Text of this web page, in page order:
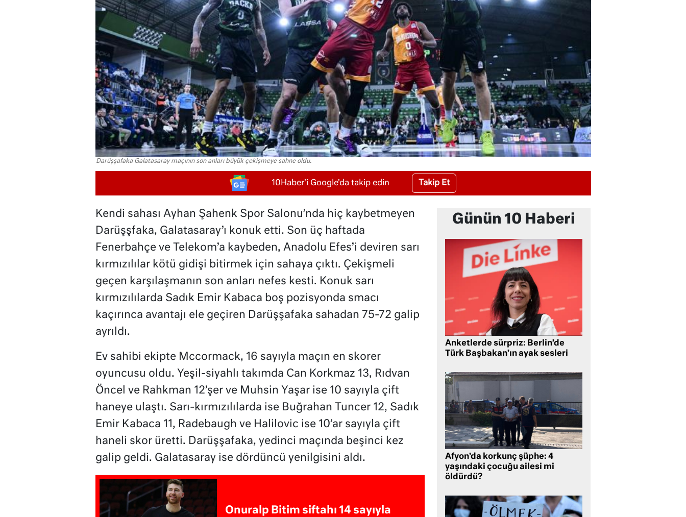
Darüşşafaka Galatasaray maçının son anları büyük çekişmeye sahne oldu.
10Haber'i Google'da takip edin Takip Et
Kendi sahası Ayhan Şahenk Spor Salonu’nda hiç kaybetmeyen
Darüşşfaka, Galatasaray’ı konuk etti. Son üç haftada
Fenerbahçe ve Telekom’a kaybeden, Anadolu Efes’i deviren sarı
kırmızılılar kötü gidişi bitirmek için sahaya çıktı. Çekişmeli
geçen karşılaşmanın son anları nefes kesti. Konuk sarı
kırmızılılarda Sadık Emir Kabaca boş pozisyonda smacı
kaçırınca avantajı ele geçiren Darüşşafaka sahadan 75-72 galip
ayrıldı.
Ev sahibi ekipte Mccormack, 16 sayıyla maçın en skorer
oyuncusu oldu. Yeşil-siyahlı takımda Can Korkmaz 13, Rıdvan
Öncel ve Rahkman 12’şer ve Muhsin Yaşar ise 10 sayıyla çift
haneye ulaştı. Sarı-kırmızılılarda ise Buğrahan Tuncer 12, Sadık
Emir Kabaca 11, Radebaugh ve Halilovic ise 10’ar sayıyla çift
haneli skor üretti. Darüşşafaka, yedinci maçında beşinci kez
galip geldi. Galatasaray ise dördüncü yenilgisini aldı.
Onuralp Bitim siftahı 14 sayıyla
Günün 10 Haberi
Anketlerde sürpriz: Berlin’de
Türk Başbakan’ın ayak sesleri
Afyon’da korkunç şüphe: 4
yaşındaki çocuğu ailesi mi
öldürdü?